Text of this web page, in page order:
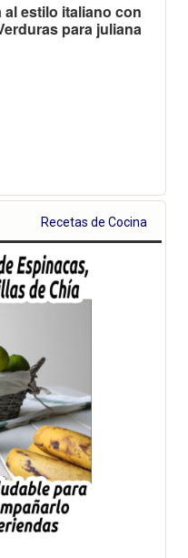
estilo italiano con
para juliana
Recetas de Cocina